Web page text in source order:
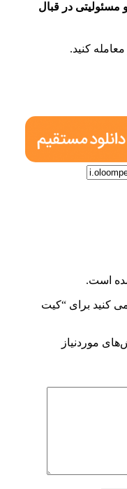
در قبال
کنید.
است.
کنید برای “کیت
موردنیاز